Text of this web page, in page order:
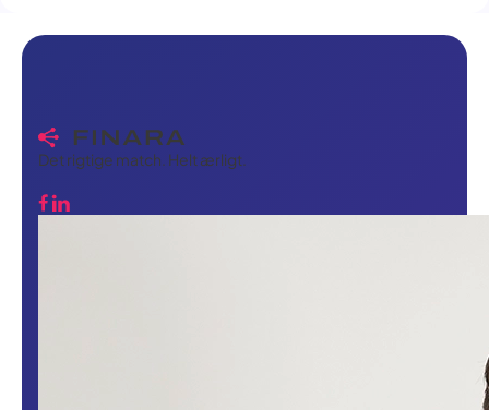
Det rigtige match. Helt ærligt.